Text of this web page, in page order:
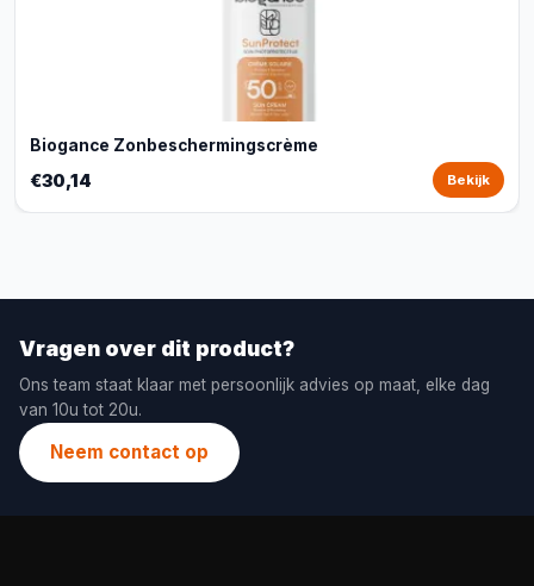
Biogance Zonbeschermingscrème
€30,14 Bekijk
Vragen over dit product?
Ons team staat klaar met persoonlijk advies op maat, elke dag
van 10u tot 20u.
Neem contact op